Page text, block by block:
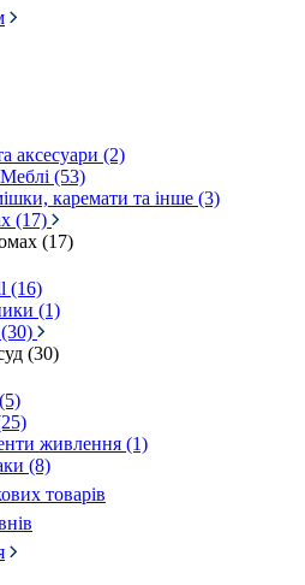
аксесуари (2)
(53)
каремати та інше (3)
(17)
(17)
(16)
(1)
(30)
живлення (1)
(8)
товарів